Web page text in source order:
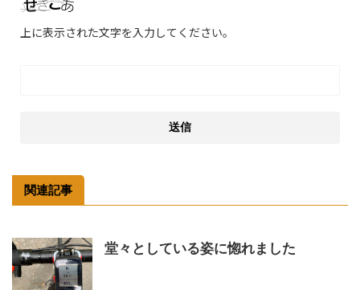
上に表示された文字を入力してください。
関連記事
堂々としている姿に惚れました